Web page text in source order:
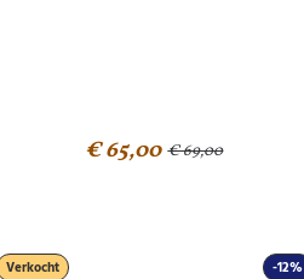
€ 65,00 € 69,00
-12%
Verkocht